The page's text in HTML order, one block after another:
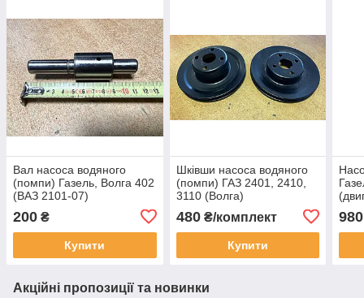
Вал насоса водяного
(помпи) Газель, Волга 402
(ВАЗ 2101-07)
200 ₴
Купити
Шківши насоса водяного
(помпи) ГАЗ 2401, 2410,
3110 (Волга)
480₴/комплект
Купити
980
Акційні пропозиції та новинки